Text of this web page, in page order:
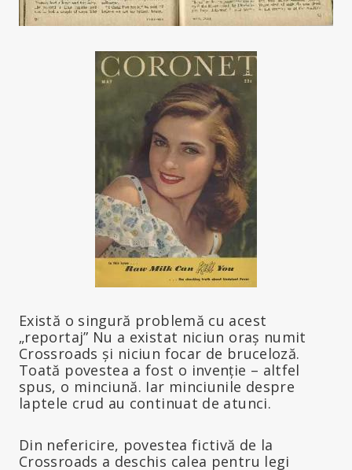
Există o singură problemă cu acest
„reportaj” Nu a existat niciun oraș numit
Crossroads și niciun focar de bruceloză.
Toată povestea a fost o invenție – altfel
spus, o minciună. Iar minciunile despre
laptele crud au continuat de atunci.
Din nefericire, povestea fictivă de la
Crossroads a deschis calea pentru legi